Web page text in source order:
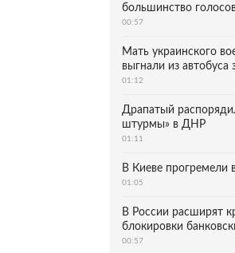
большинство
00:57
Мать украинского
выгнали из автобуса
01:12
Драпатый
штурмы» в ДНР
01:11
В Киеве прогремели
01:05
В России расширят
блокировки
00:57